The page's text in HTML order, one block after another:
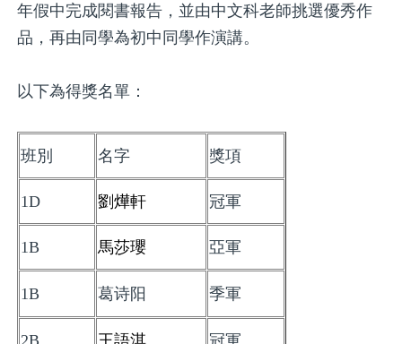
年假中完成閱書報告，並由中文科老師挑選優秀作
品，再由同學為初中同學作演講。
以下為得獎名單：
班別 名字 獎項
1D 劉燁軒 冠軍
1B 馬莎瓔 亞軍
1B 葛诗阳 季軍
2B 王語淇 冠軍